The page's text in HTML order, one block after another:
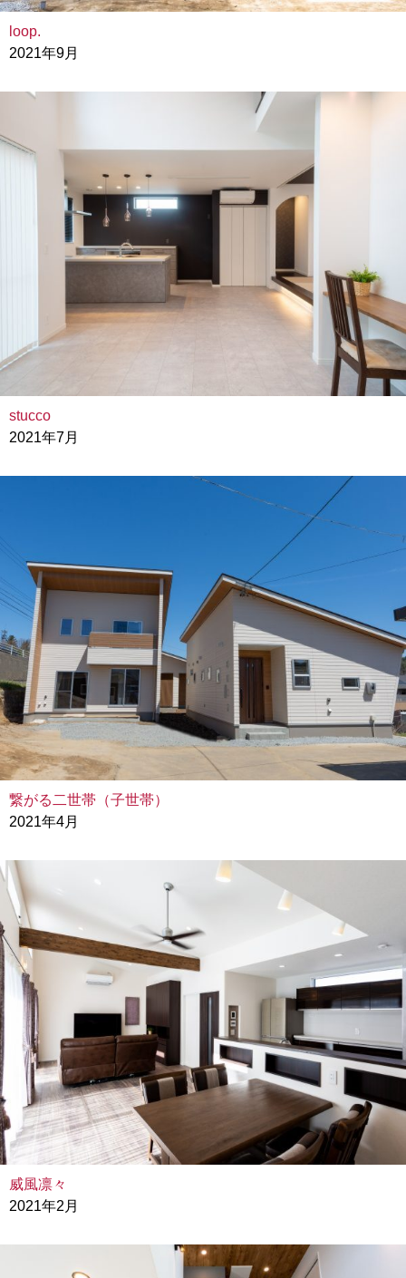
loop.
2021年9月
stucco
2021年7月
繋がる二世帯（子世帯）
2021年4月
威風凛々
2021年2月